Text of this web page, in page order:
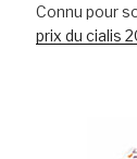
Connu pour
prix du cialis